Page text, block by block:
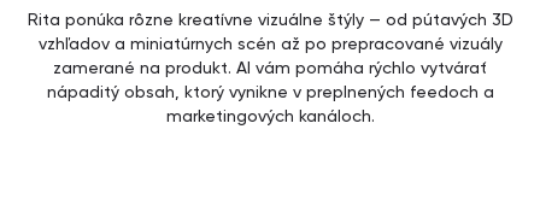
Rita ponúka rôzne kreatívne vizuálne štýly — od pútavých 3D
vzhľadov a miniatúrnych scén až po prepracované vizuály
zamerané na produkt. AI vám pomáha rýchlo vytvárať
nápaditý obsah, ktorý vynikne v preplnených feedoch a
marketingových kanáloch.